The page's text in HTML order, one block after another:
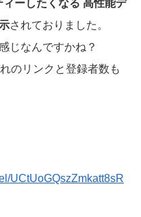
ーしたくなる 高性能デ
されておりました。
じなんですかね？
のリンクと登録者数も
UCtUoGQszZmkatt8sR